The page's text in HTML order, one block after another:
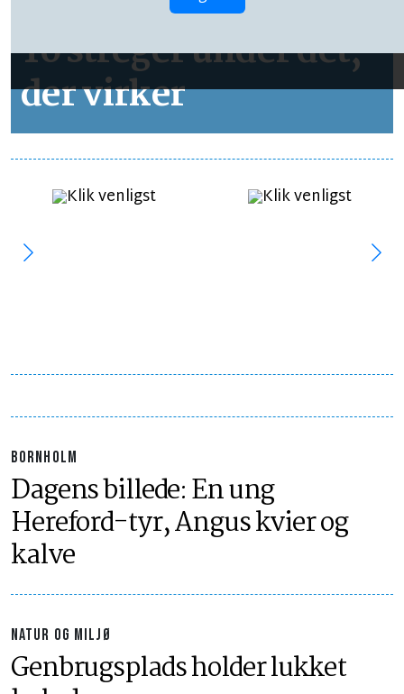
To streger under det,
der virker
BORNHOLM
Dagens billede: En ung
Hereford-tyr, Angus kvier og
kalve
NATUR OG MILJØ
Genbrugsplads holder lukket